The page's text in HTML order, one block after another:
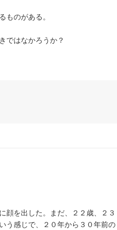
ものがある。
ではなかろうか？
顔を出した。まだ、２２歳、２３
う感じで、２０年から３０年前の